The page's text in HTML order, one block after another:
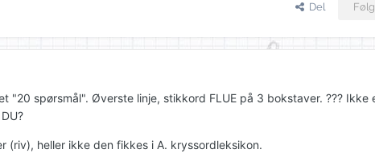
Del
"20 spørsmål". Øverste linje, stikkord FLUE på 3 bokstaver. ??? Ikke
(riv), heller ikke den fikkes i A. kryssordleksikon.